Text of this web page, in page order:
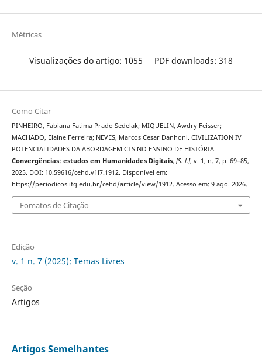
Métricas
Visualizações do artigo: 1055 PDF downloads: 318
Como Citar
PINHEIRO, Fabiana Fatima Prado Sedelak; MIQUELIN, Awdry Feisser;
MACHADO, Elaine Ferreira; NEVES, Marcos Cesar Danhoni. CIVILIZATION IV
POTENCIALIDADES DA ABORDAGEM CTS NO ENSINO DE HISTÓRIA.
Convergências: estudos em Humanidades Digitais, [S. l.], v. 1, n. 7, p. 69–85,
2025. DOI: 10.59616/cehd.v1i7.1912. Disponível em:
https://periodicos.ifg.edu.br/cehd/article/view/1912. Acesso em: 9 ago. 2026.
Fomatos de Citação
Edição
v. 1 n. 7 (2025): Temas Livres
Seção
Artigos
Artigos Semelhantes